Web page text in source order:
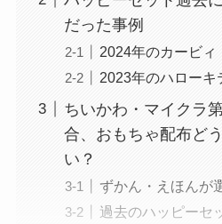
だった事例
2024年のカービィ
2023年のハローキ
ちいかわ・マイクラ
合、おもちゃ配布ど
い？
ずかん・えほんが
過去のハッピーセ